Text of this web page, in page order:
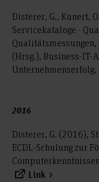
Disterer, G., Kunert,
Servicekataloge -
Qualitätsmessungen,
(Hrsg.), Business-IT-
2016
Disterer, G. (2016),
ECDL-Schulung zur
Link